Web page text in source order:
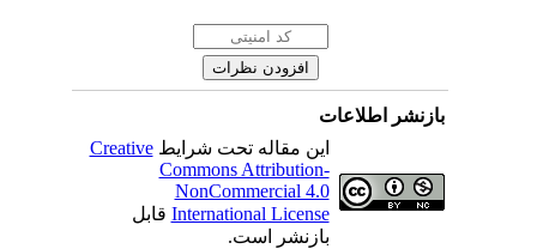
بازنشر اطلاعات
این مقاله تحت شرایطCreative
Commons Attribution-
NonCommercial 4.0
International Licenseقابل
بازنشر است.